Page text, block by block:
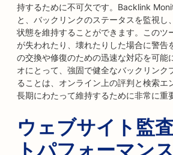
持するために不可欠です。Backlink
と、バックリンクのステータスを監視し
状態を維持することができます。このツ
が失われたり、壊れたりした場合に警告
の交換や修復のための迅速な対応を可能
オにとって、強固で健全なバックリンク
ることは、オンライン上の評判と検索エ
長期にわたって維持するために非常に重
ウェブサイト監
トパフォーマン